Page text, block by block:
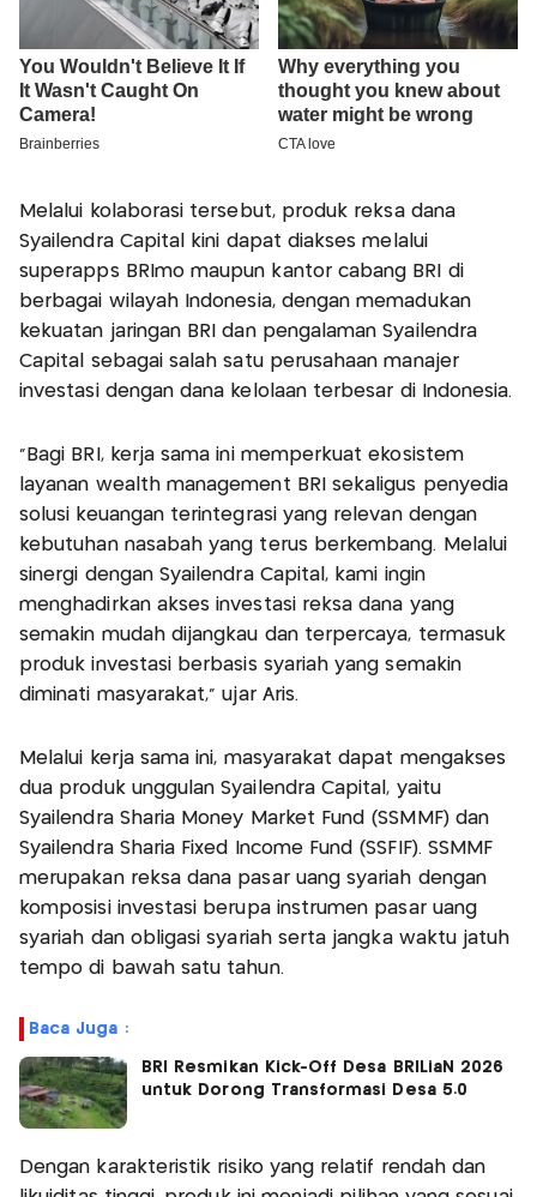
Melalui kolaborasi tersebut, produk reksa dana
Syailendra Capital kini dapat diakses melalui
superapps BRImo maupun kantor cabang BRI di
berbagai wilayah Indonesia, dengan memadukan
kekuatan jaringan BRI dan pengalaman Syailendra
Capital sebagai salah satu perusahaan manajer
investasi dengan dana kelolaan terbesar di Indonesia.
“Bagi BRI, kerja sama ini memperkuat ekosistem
layanan wealth management BRI sekaligus penyedia
solusi keuangan terintegrasi yang relevan dengan
kebutuhan nasabah yang terus berkembang. Melalui
sinergi dengan Syailendra Capital, kami ingin
menghadirkan akses investasi reksa dana yang
semakin mudah dijangkau dan terpercaya, termasuk
produk investasi berbasis syariah yang semakin
diminati masyarakat,” ujar Aris.
Melalui kerja sama ini, masyarakat dapat mengakses
dua produk unggulan Syailendra Capital, yaitu
Syailendra Sharia Money Market Fund (SSMMF) dan
Syailendra Sharia Fixed Income Fund (SSFIF). SSMMF
merupakan reksa dana pasar uang syariah dengan
komposisi investasi berupa instrumen pasar uang
syariah dan obligasi syariah serta jangka waktu jatuh
tempo di bawah satu tahun.
Baca Juga :
BRI Resmikan Kick-Off Desa BRILiaN 2026
untuk Dorong Transformasi Desa 5.0
Dengan karakteristik risiko yang relatif rendah dan